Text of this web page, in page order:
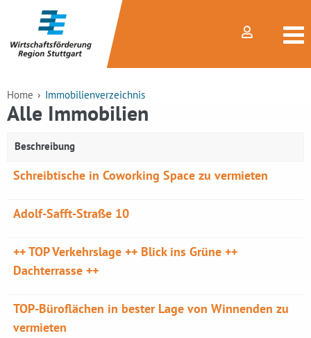
Home Immobilienverzeichnis
Alle Immobilien
Beschreibung
Schreibtische in Coworking Space zu vermieten
Adolf-Safft-Straße 10
++ TOP Verkehrslage ++ Blick ins Grüne ++
Dachterrasse ++
TOP-Büroflächen in bester Lage von Winnenden zu
vermieten